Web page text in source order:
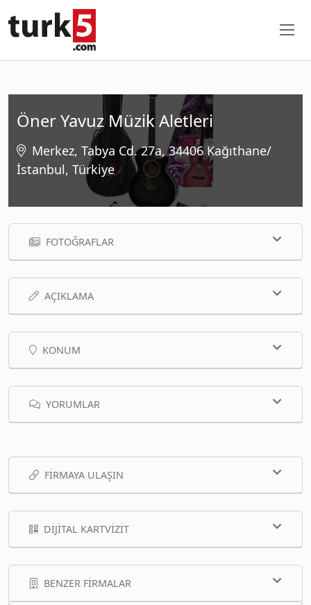
Öner Yavuz Müzik Aletleri
Merkez, Tabya Cd. 27a, 34406 Kağıthane/
İstanbul, Türkiye
FOTOĞRAFLAR
AÇIKLAMA
KONUM
YORUMLAR
FIRMAYA ULAŞIN
DIJITAL KARTVIZIT
BENZER FIRMALAR